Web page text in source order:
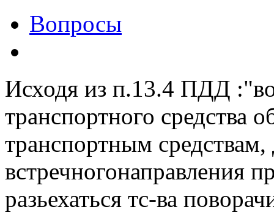
Вопросы
Исходя из п.13.4 ПДД
транспортного средства
транспортным
встречногонаправления
разьехаться тс-ва